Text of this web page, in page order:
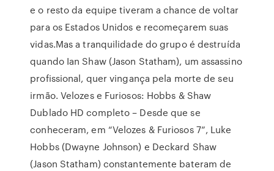
e o resto da equipe tiveram a chance de voltar
para os Estados Unidos e recomeçarem suas
vidas.Mas a tranquilidade do grupo é destruída
quando Ian Shaw (Jason Statham), um assassino
profissional, quer vingança pela morte de seu
irmão. Velozes e Furiosos: Hobbs & Shaw
Dublado HD completo – Desde que se
conheceram, em “Velozes & Furiosos 7”, Luke
Hobbs (Dwayne Johnson) e Deckard Shaw
(Jason Statham) constantemente bateram de